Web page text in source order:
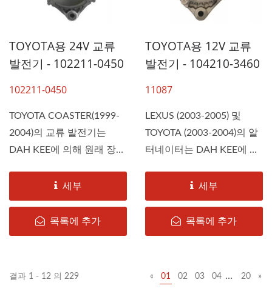
TOYOTA용 24V 교류
발전기 - 102211-0450
102211-0450
TOYOTA COASTER(1999-
2004)의 교류 발전기는
DAH KEE에 의해 원래 장비
세부
목록에 추가
TOYOTA용 12V 교류
발전기 - 104210-3460
11087
LEXUS (2003-2005) 및
TOYOTA (2003-2004)의 알
터네이터는 DAH KEE에 의
세부
목록에 추가
결과 1 - 12 의 229 « 01 02 03 04 … 20 »